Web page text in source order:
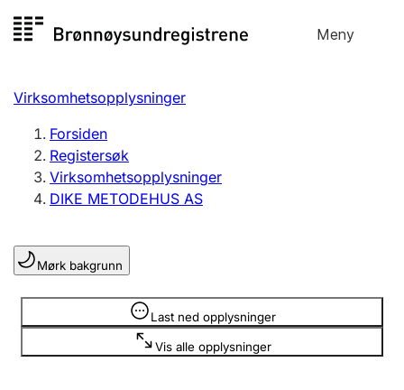
til
Meny
Registersøk
Aksjeselskap
Enkeltpersonforetak
Registrere, endre, slette
Lag og forening
Registrere, endre, slette
Virksomhetsopplysninger
Forsiden
Registersøk
Virksomhetsopplysninger
DIKE METODEHUS AS
Mørk bakgrunn
Last ned opplysninger
Vis alle opplysninger
Opplysninger er skjult